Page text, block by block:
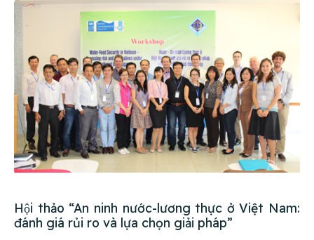
Hội thảo “An ninh nước-lương thực ở Việt Nam:
đánh giá rủi ro và lựa chọn giải pháp”